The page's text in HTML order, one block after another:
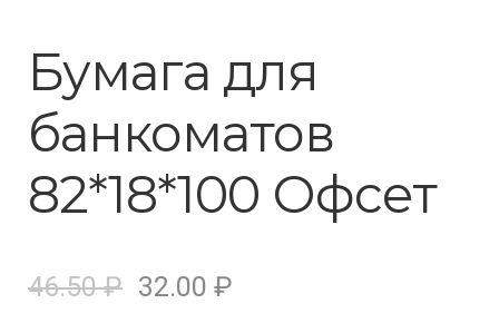
Бумага для
банкоматов
82*18*100 Офсет
46.50₽ 32.00₽